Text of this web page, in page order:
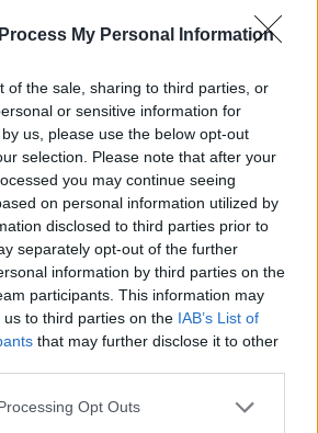
My Personal Information
of the sale, sharing to third parties, or
or sensitive information for
us, please use the below opt-out
selection. Please note that after your
you may continue seeing
on personal information utilized by
disclosed to third parties prior to
separately opt-out of the further
information by third parties on the
participants. This information may
to third parties on the IAB’s List of
that may further disclose it to other
Opt Outs
στην
Google
και Πακιστάν υπέγραψαν
συνεργασίας
προκαλεί σοβαρές λοιμώξεις και είναι
– Ανησυχία στις ΗΠΑ